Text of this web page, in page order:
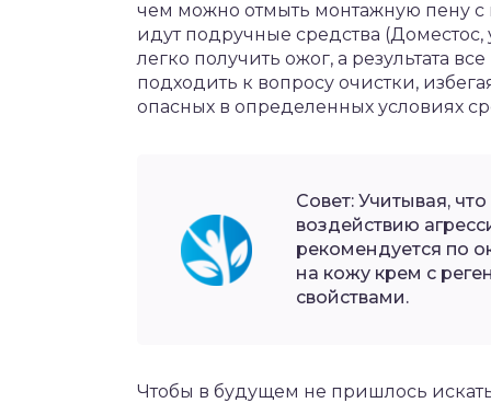
чем можно отмыть монтажную пену с
идут подручные средства
легко получить ожог, а результата
подходить к вопросу очистки,
опасных в определенных условиях
Совет: Учитывая,
воздействию
рекомендуется по
на кожу крем с
свойствами.
Чтобы в будущем не пришлось